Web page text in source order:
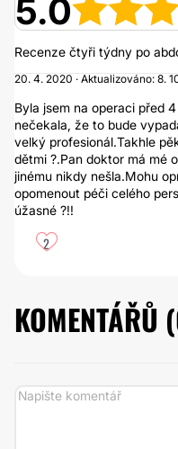
5.0
Recenze čtyři týdny po
20. 4. 2020 · Aktualizováno: 8.
Byla jsem na operaci před
nečekala, že to bude
velký profesionál.Takhle
dětmi ?.Pan doktor má mé
jinému nikdy nešla.Mohu
opomenout péči celého
úžasné ?!!
2
KOMENTÁŘŮ (